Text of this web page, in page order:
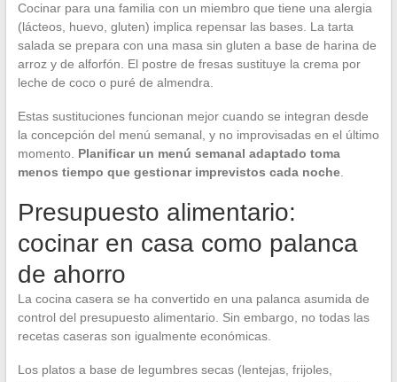
Cocinar para una familia con un miembro que tiene una alergia
(lácteos, huevo, gluten) implica repensar las bases. La tarta
salada se prepara con una masa sin gluten a base de harina de
arroz y de alforfón. El postre de fresas sustituye la crema por
leche de coco o puré de almendra.
Estas sustituciones funcionan mejor cuando se integran desde
la concepción del menú semanal, y no improvisadas en el último
momento. Planificar un menú semanal adaptado toma
menos tiempo que gestionar imprevistos cada noche.
Presupuesto alimentario:
cocinar en casa como palanca
de ahorro
La cocina casera se ha convertido en una palanca asumida de
control del presupuesto alimentario. Sin embargo, no todas las
recetas caseras son igualmente económicas.
Los platos a base de legumbres secas (lentejas, frijoles,